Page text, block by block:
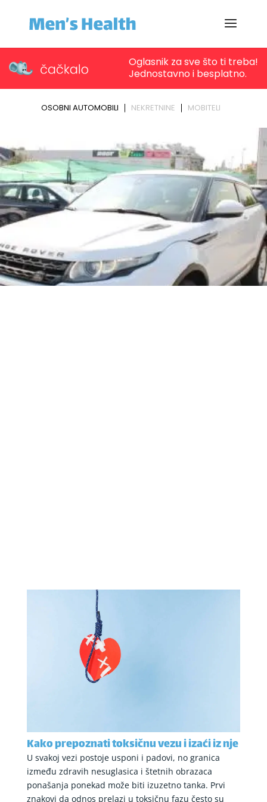
Kako prepoznati toksičnu vezu i izaći iz nje
U svakoj vezi postoje usponi i padovi, no granica
između zdravih nesuglasica i štetnih obrazaca
ponašanja ponekad može biti izuzetno tanka. Prvi
znakovi da odnos prelazi u toksičnu fazu često su